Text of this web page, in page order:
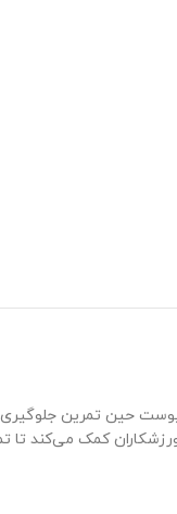
حین تمرین جلوگیری
کمک می‌کند تا